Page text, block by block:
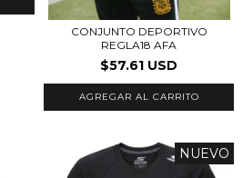
CONJUNTO DEPORTIVO
REGLA18 AFA
$57.61 USD
AGREGAR AL CARRITO
NUEVO